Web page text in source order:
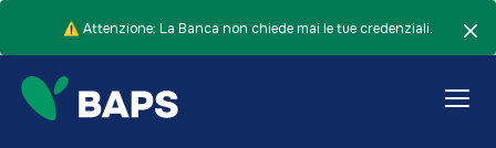
⚠️ Attenzione: La Banca non chiede mai le tue credenziali.